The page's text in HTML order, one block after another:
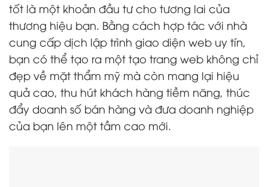
tốt là một khoản đầu tư cho tương lai của
thương hiệu bạn. Bằng cách hợp tác với nhà
cung cấp dịch lập trình giao diện web uy tín,
bạn có thể tạo ra một tạo trang web không chỉ
đẹp về mặt thẩm mỹ mà còn mang lại hiệu
quả cao, thu hút khách hàng tiềm năng, thúc
đẩy doanh số bán hàng và đưa doanh nghiệp
của bạn lên một tầm cao mới.